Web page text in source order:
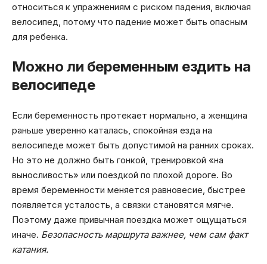
относиться к упражнениям с риском падения, включая
велосипед, потому что падение может быть опасным
для ребенка.
Можно ли беременным ездить на
велосипеде
Если беременность протекает нормально, а женщина
раньше уверенно каталась, спокойная езда на
велосипеде может быть допустимой на ранних сроках.
Но это не должно быть гонкой, тренировкой «на
выносливость» или поездкой по плохой дороге. Во
время беременности меняется равновесие, быстрее
появляется усталость, а связки становятся мягче.
Поэтому даже привычная поездка может ощущаться
иначе. Безопасность маршрута важнее, чем сам факт
катания.